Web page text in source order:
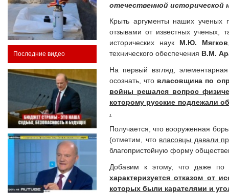
Последние видео
отечественной исторической
Крыть аргументы наших
отзывами от известных ученых,
исторических наук М.Ю. Мягков
технического обеспечения В.М.
На первый взгляд,
осознать, что власовщина по
войны решался вопрос
которому русские подлежали
.
Получается, что вооруженная
(отметим, что власовцы давали
благопристойную форму
Добавим к этому, что даже
характеризуется отказом от
которых были карателями и